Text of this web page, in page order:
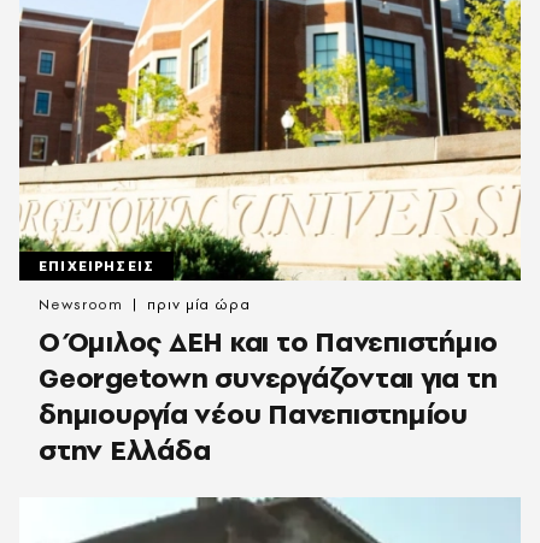
ΕΠΙΧΕΙΡΗΣΕΙΣ
Ο Όμιλος ΔΕΗ και το Πανεπιστήμιο
Georgetown συνεργάζονται για τη
δημιουργία νέου Πανεπιστημίου
στην Ελλάδα
Newsroom πριν μία ώρα